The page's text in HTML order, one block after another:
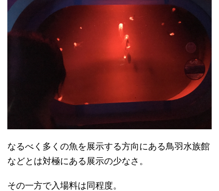
なるべく多くの魚を展示する方向にある鳥羽水族館
などとは対極にある展示の少なさ。
その一方で入場料は同程度。